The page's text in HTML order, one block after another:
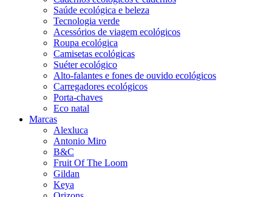
Saúde ecológica e beleza
Tecnologia verde
Acessórios de viagem ecológicos
Roupa ecológica
Camisetas ecológicas
Suéter ecológico
Alto-falantes e fones de ouvido ecológicos
Carregadores ecológicos
Porta-chaves
Eco natal
Marcas
Alexluca
Antonio Miro
B&C
Fruit Of The Loom
Gildan
Keya